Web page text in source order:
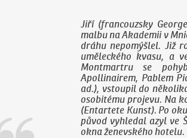
Jiří (francouzsky
malbu na Akademii v
dráhu nepomýšlel. Již
uměleckého kvasu, a
Montmartru se
Apollinairem, Pablem
ad.), vstoupil do
osobitému projevu. Na
(Entartete Kunst). Po
původ vyhledal azyl ve
okna ženevského hotelu.